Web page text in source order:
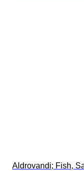
Aldrovandi; Fish,